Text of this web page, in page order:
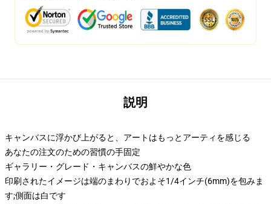
説明
キャンバスに浮かび上がると、アートはもっとアーティを感じる
あなたの注文のための習慣の手固定
ギャラリー・グレード・キャンバスの鮮やかな色
印刷されたイメージは端のまわりでおよそ1/4インチ(6mm)を包みま
す;側面は白です